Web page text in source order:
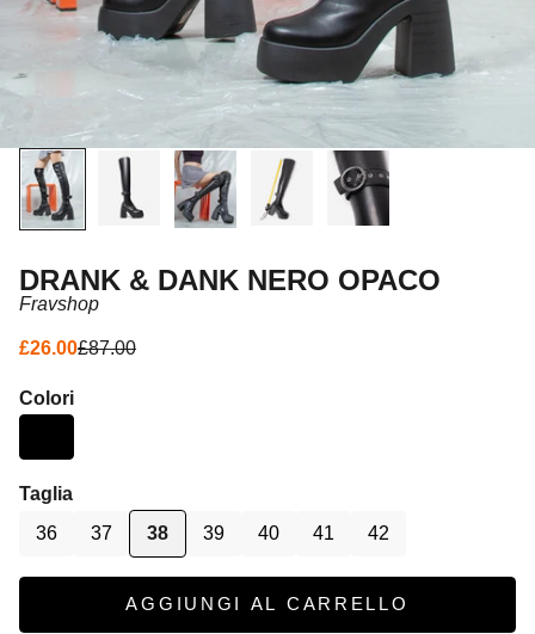
DRANK & DANK NERO OPACO
Fravshop
Prezzo scontato
£26.00Prezzo
£87.00
Colori
Taglia
36
37 38 39 40 41 42
AGGIUNGI AL CARRELLO